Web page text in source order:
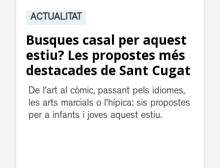
ACTUALITAT
Suspesa l’activitat als
jutjats de Rubí fins
divendres per una fuita
d’aigua
El servei de guàrdia i el jutjat de
violència de gènere s'han traslladat a